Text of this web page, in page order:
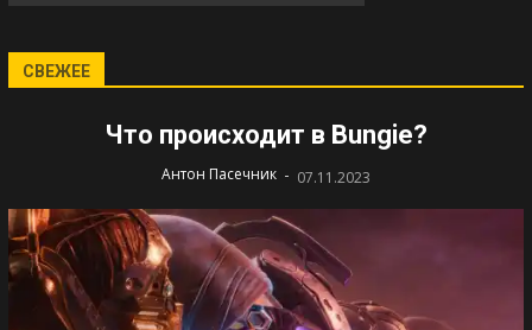
СВЕЖЕЕ
Что происходит в Bungie?
Антон Пасечник - 07.11.2023